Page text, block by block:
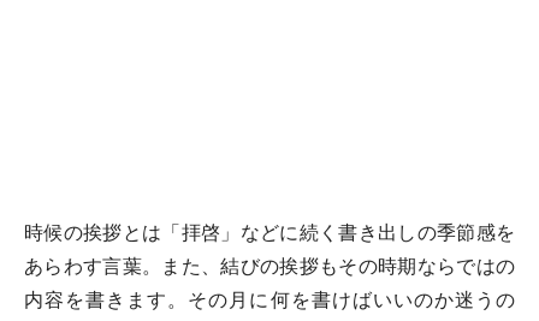
時候の挨拶とは「拝啓」などに続く書き出しの季節感を
あらわす言葉。また、結びの挨拶もその時期ならではの
内容を書きます。その月に何を書けばいいのか迷うの